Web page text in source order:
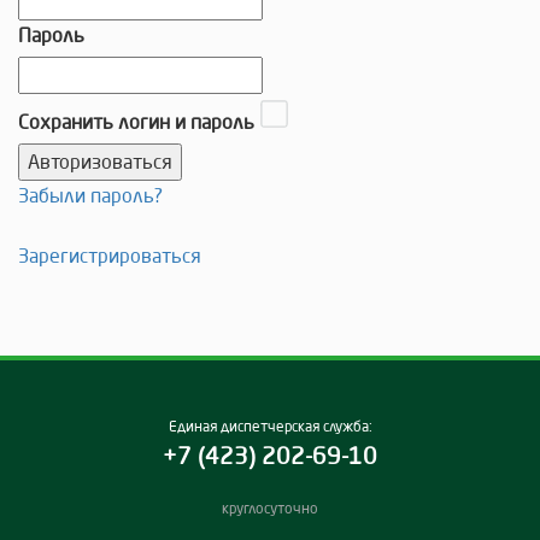
Пароль
Сохранить логин и пароль
Забыли пароль?
Зарегистрироваться
Единая диспетчерская служба:
+7 (423) 202-69-10
круглосуточно